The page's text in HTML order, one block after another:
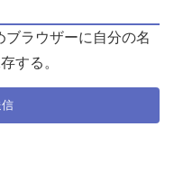
ラウザーに自分の名
する。